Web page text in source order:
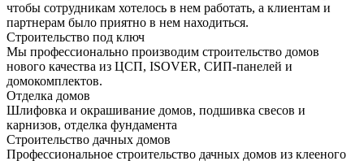
чтобы сотрудникам хотелось в нем работать, а клиентам и
партнерам было приятно в нем находиться.
Строительство под ключ
Мы профессионально производим строительство домов
нового качества из ЦСП, ISOVER, СИП-панелей и
домокомплектов.
Отделка домов
Шлифовка и окрашивание домов, подшивка свесов и
карнизов, отделка фундамента
Строительство дачных домов
Профессиональное строительство дачных домов из клееного